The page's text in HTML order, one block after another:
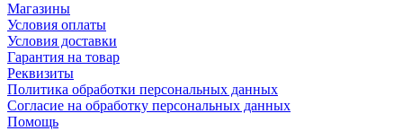
Магазины
Условия оплаты
Условия доставки
Гарантия на товар
Реквизиты
Политика обработки персональных данных
Согласие на обработку персональных данных
Помощь